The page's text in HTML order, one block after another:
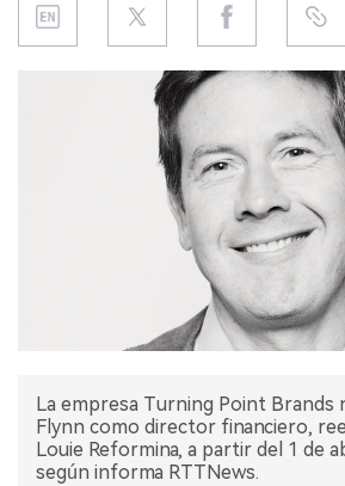
La empresa Turning Point Brands
Flynn como director financiero,
Louie Reformina, a partir del 1 de
según informa RTTNews.